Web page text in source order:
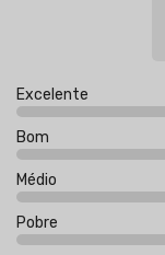
Excelente
Bom
Médio
Pobre